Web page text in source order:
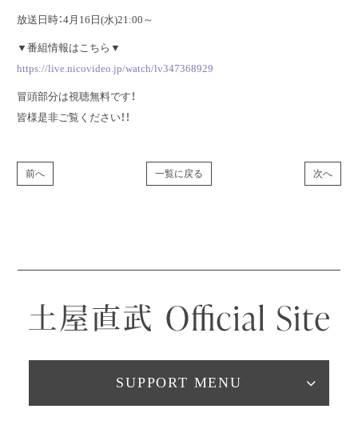
放送日時：4月16日(水)21:00～
▼番組情報はこちら▼
https://live.nicovideo.jp/watch/lv347368929
冒頭部分は視聴無料です！
皆様是非ご覧ください！！
前へ 一覧に戻る 次へ
SUPPORT MENU